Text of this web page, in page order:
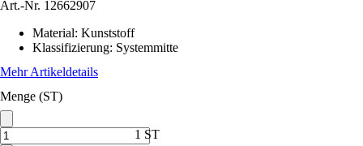
Art.-Nr. 12662907
Material: Kunststoff
Klassifizierung: Systemmitte
Mehr Artikeldetails
Menge (ST)
1 ST